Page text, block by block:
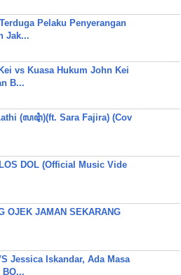
Pelaku Penyerangan
Jak...
vs Kuasa Hukum John Kei
B...
(ꦭꦛꦶ)(ft. Sara Fajira) (Cov
DOL (Official Music Vide
OJEK JAMAN SEKARANG
Jessica Iskandar, Ada Masa
BO...